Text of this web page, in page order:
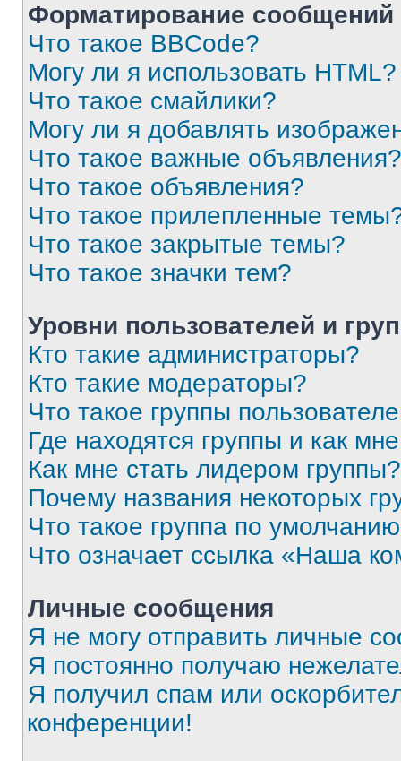
Форматирование
Что такое BBCode?
Могу ли я использовать HTML?
Что такое смайлики?
Могу ли я добавлять
Что такое важные объявления?
Что такое объявления?
Что такое прилепленные
Что такое закрытые темы?
Что такое значки тем?
Уровни пользователей и
Кто такие администраторы?
Кто такие модераторы?
Что такое группы
Где находятся группы и как
Как мне стать лидером группы?
Почему названия некоторых
Что такое группа по
Что означает ссылка «Наша
Личные сообщения
Я не могу отправить личные
Я постоянно получаю
Я получил спам или
конференции!